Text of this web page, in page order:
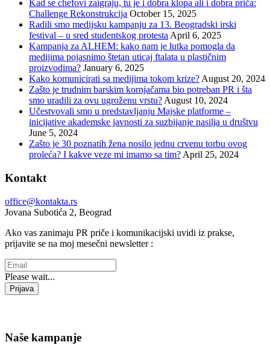
Kad se chefovi zaigraju, tu je i dobra klopa ali i dobra priča:
Challenge Rekonstrukcija October 15, 2025
Radili smo medijsku kampanju za 13. Beogradski irski
festival – u sred studentskog protestaApril 6, 2025
Kampanja za ALHEM: kako nam je lutka pomogla da
medijima pojasnimo štetan uticaj ftalata u plastičnim
proizvodima? January 6, 2025
Kako komunicirati sa medijima tokom krize?August 20, 2024
Zašto je trudnim barskim kornjačama bio potreban PR i šta
smo uradili za ovu ugroženu vrstu?August 10, 2024
Učestvovali smo u predstavljanju Majske platforme –
inicijative akademske javnosti za suzbijanje nasilja u društvu
June 5, 2024
Zašto je 30 poznatih žena nosilo jednu crvenu torbu ovog
proleća? I kakve veze mi imamo sa tim?April 25, 2024
Kontakt
office@kontakta.rs
Jovana Subotića 2, Beograd
Ako vas zanimaju PR priče i komunikacijski uvidi iz prakse,
prijavite se na moj mesečni newsletter :
Please wait...
Prijava
Naše kampanje